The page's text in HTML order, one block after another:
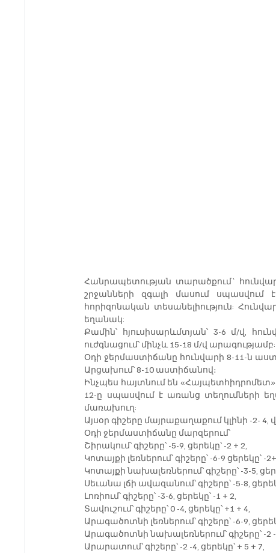
Հանրապետության տարածքում`
շրջանների զգալի մասում սպասվում
հորիզոնական տեսանելիություն:
եղանակ:
Քամին՝ հյուսիսարևմտյան՝ 3-6 մ/վ,
ուժգնացում՝ մինչև 15-18 մ/վ արագությամբ:
Օդի ջերմաստիճանը հունվարի 8-11-ն
Արցախում՝ 8-10 աստիճանով։
Ինչպես հայտնում են «Հայպետհիդրոմետ»-
12-ը սպասվում է առանց տեղումների
մառախուղ:
Այսօր գիշերը մայրաքաղաքում կլինի -2- 4,
Օդի ջերմաստիճանը մարզերում՝
Շիրակում՝ գիշերը՝ -5-9, ցերեկը՝ -2 + 2,
Կոտայքի լեռներում՝ գիշերը՝ -6-9 ցերեկը՝ -2+
Կոտայքի նախալեռներում՝ գիշերը՝ -3-5,
Սեւանա լճի ավազանում՝ գիշերը՝ -5-8,
Լոռիում՝ գիշերը՝ -3-6, ցերեկը՝ -1 + 2,
Տավուշում՝ գիշերը՝ 0 -4, ցերեկը՝ +1 + 4,
Արագածոտնի լեռներում՝ գիշերը՝ -6-9,
Արագածոտնի նախալեռներում՝ գիշերը՝ -2 -
Արարատում՝ գիշերը՝ -2 -4, ցերեկը՝ + 5 + 7,